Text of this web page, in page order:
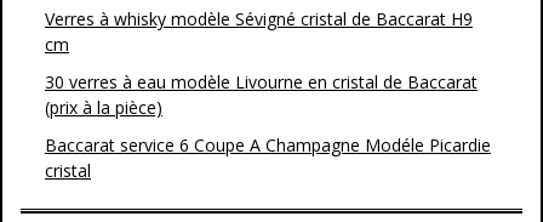
Verres à whisky modèle Sévigné cristal de Baccarat H9
cm
30 verres à eau modèle Livourne en cristal de Baccarat
(prix à la pièce)
Baccarat service 6 Coupe A Champagne Modéle Picardie
cristal